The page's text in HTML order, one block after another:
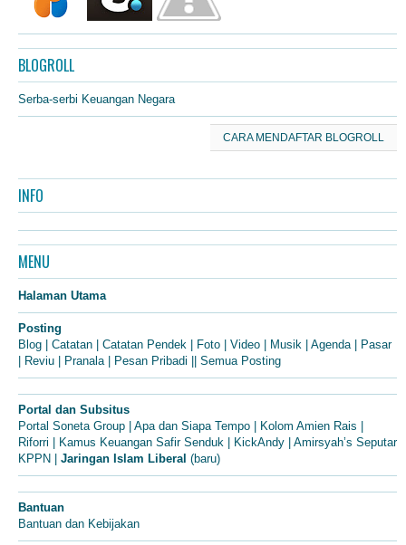
BLOGROLL
Serba-serbi Keuangan Negara
CARA MENDAFTAR BLOGROLL
INFO
MENU
Halaman Utama
Posting
Blog
Catatan Catatan Pendek Foto Video Musik Agenda|
Pasar
Reviu Pranala| Pesan Pribadi Semua Posting
Portal dan Subsitus
Portal Soneta Group
Apa dan Siapa Tempo Kolom Amien Rais
Riforri
Kamus Keuangan Safir Senduk KickAndy
Amirsyah’s Seputar
KPPN
Jaringan Islam Liberal (baru)
Bantuan
Bantuan dan Kebijakan